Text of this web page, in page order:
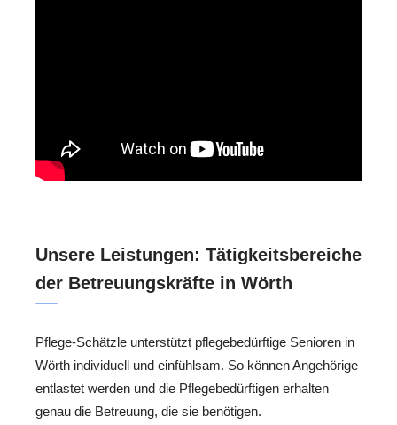
Unsere Leistungen: Tätigkeitsbereiche
der Betreuungskräfte in Wörth
Pflege-Schätzle unterstützt pflegebedürftige Senioren in
Wörth individuell und einfühlsam. So können Angehörige
entlastet werden und die Pflegebedürftigen erhalten
genau die Betreuung, die sie benötigen.